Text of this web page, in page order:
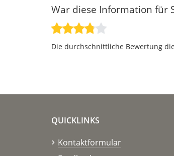
War diese Information für
Die durchschnittliche Bewertung
QUICKLINKS
Kontaktformular